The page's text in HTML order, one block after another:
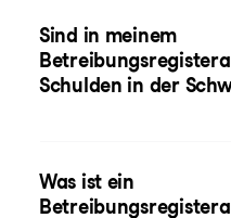
Sind in meinem
Schulden in der
Was ist ein